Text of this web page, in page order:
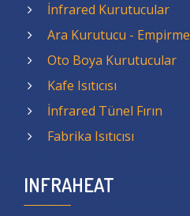
İnfrared Kurutucular
Ara Kurutucu - Empirme
Oto Boya Kurutucular
Kafe Isıtıcısı
İnfrared Tünel Fırın
Fabrika Isıtıcısı
INFRAHEAT